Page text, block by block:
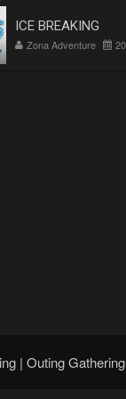
ICE BREAKING
Zona Adventure
| Outing